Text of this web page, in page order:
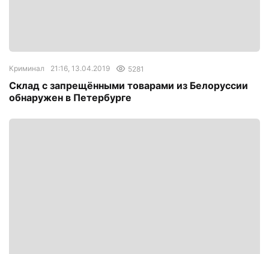
Криминал 21:16, 13.04.2019 5281
Склад с запрещёнными товарами из Белоруссии
обнаружен в Петербурге